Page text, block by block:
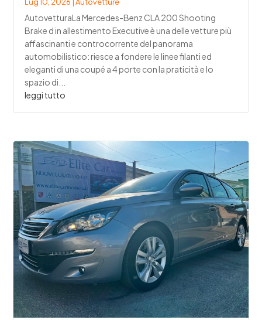
Lug 10, 2026 |Autovetture
AutovetturaLa Mercedes-Benz CLA 200 Shooting
Brake d in allestimento Executive è una delle vetture più
affascinanti e controcorrente del panorama
automobilistico: riesce a fondere le linee filanti ed
eleganti di una coupé a 4 porte con la praticità e lo
spazio di...
leggi tutto